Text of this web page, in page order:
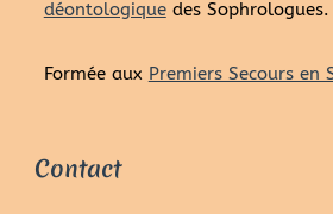
déontologiquedes Sophrologues.
Formée aux Premiers Secours en
Contact